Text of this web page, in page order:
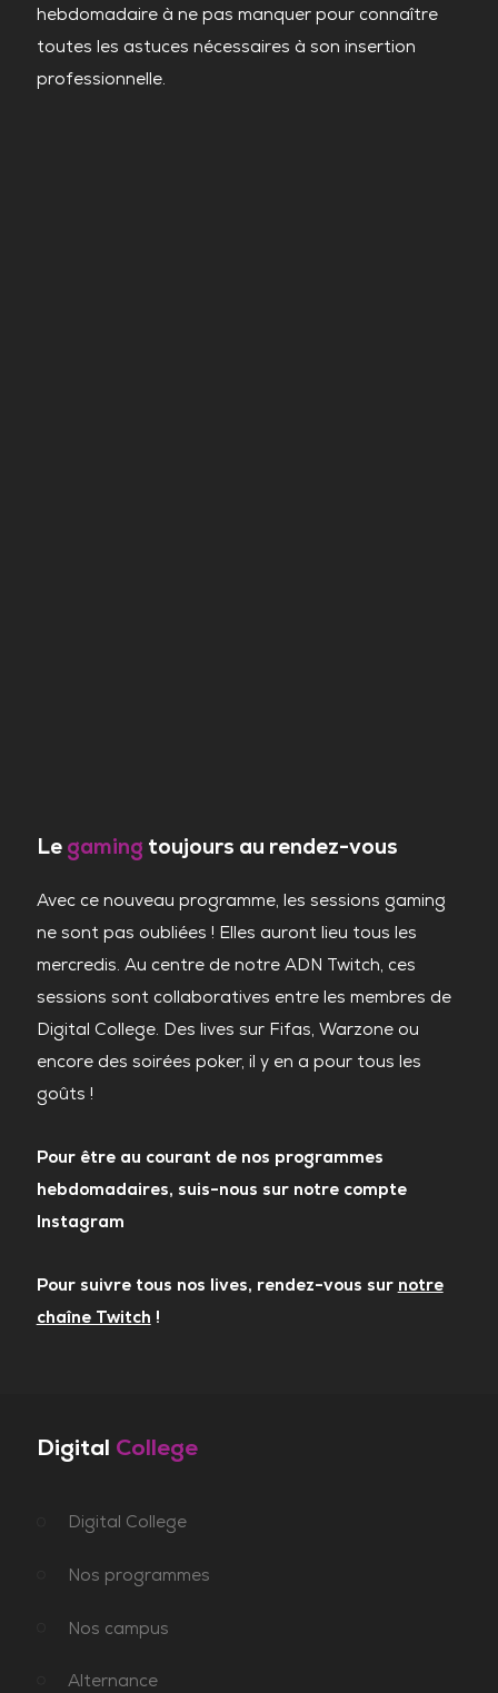
hebdomadaire à ne pas manquer pour connaître
toutes les astuces nécessaires à son insertion
professionnelle.
Le gaming toujours au rendez-vous
Avec ce nouveau programme, les sessions gaming
ne sont pas oubliées ! Elles auront lieu tous les
mercredis. Au centre de notre ADN Twitch, ces
sessions sont collaboratives entre les membres de
Digital College. Des lives sur Fifas, Warzone ou
encore des soirées poker, il y en a pour tous les
goûts !
Pour être au courant de nos programmes
hebdomadaires, suis-nous sur notre compte
Instagram
Pour suivre tous nos lives, rendez-vous sur notre
chaîne Twitch !
Digital College
Digital College
Nos programmes
Nos campus
Alternance